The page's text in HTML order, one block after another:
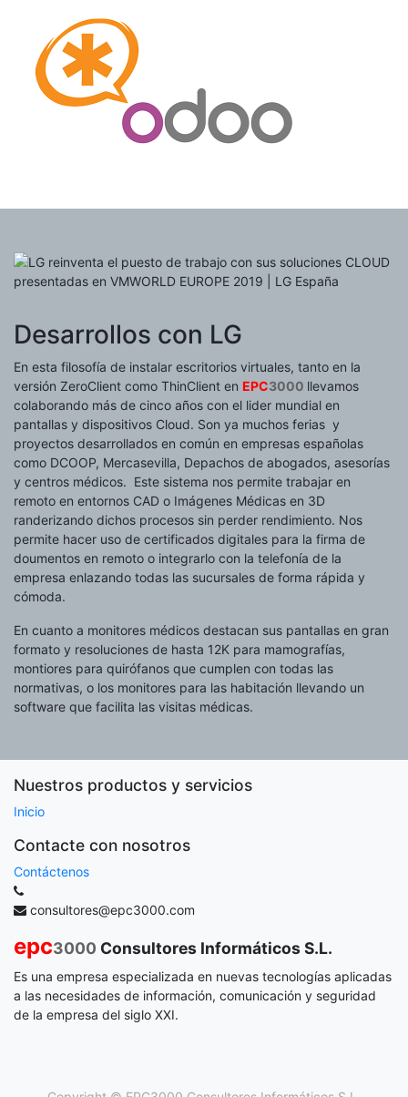
Desarrollos con LG
En esta filosofía de instalar escritorios virtuales, tanto en la
versión ZeroClient como ThinClient en EPC3000 llevamos
colaborando más de cinco años con el lider mundial en
pantallas y dispositivos Cloud. Son ya muchos ferias y
proyectos desarrollados en común en empresas españolas
como DCOOP, Mercasevilla, Depachos de abogados, asesorías
y centros médicos. Este sistema nos permite trabajar en
remoto en entornos CAD o Imágenes Médicas en 3D
randerizando dichos procesos sin perder rendimiento. Nos
permite hacer uso de certificados digitales para la firma de
doumentos en remoto o integrarlo con la telefonía de la
empresa enlazando todas las sucursales de forma rápida y
cómoda.
En cuanto a monitores médicos destacan sus pantallas en gran
formato y resoluciones de hasta 12K para mamografías,
montiores para quirófanos que cumplen con todas las
normativas, o los monitores para las habitación llevando un
software que facilita las visitas médicas.
Nuestros productos y servicios
Inicio
Contacte con nosotros
Contáctenos
consultores@epc3000.com
epc3000 Consultores Informáticos S.L.
Es una empresa especializada en nuevas tecnologías aplicadas
a las necesidades de información, comunicación y seguridad
de la empresa del siglo XXI.